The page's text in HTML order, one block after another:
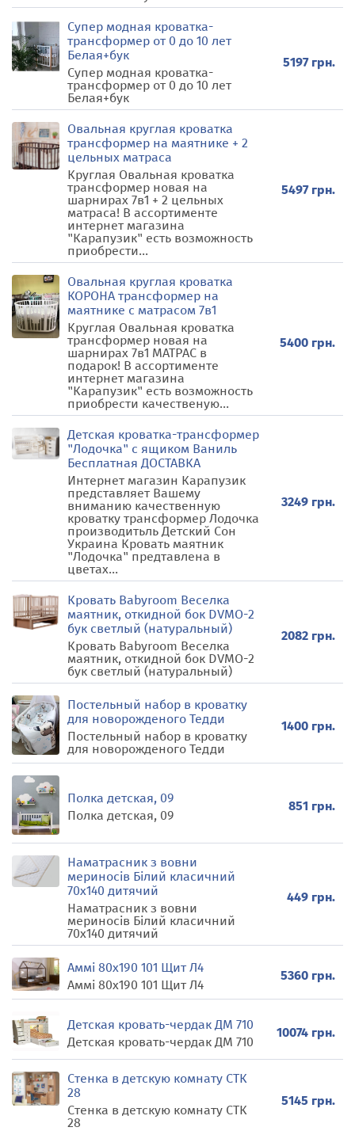
Супер модная кроватка-
трансформер от 0 до 10 лет
Белая+бук
Супер модная кроватка-
трансформер от 0 до 10 лет
Белая+бук
5197 грн.
Овальная круглая кроватка
трансформер на маятнике + 2
цельных матраса
Круглая Овальная кроватка
трансформер новая на
шарнирах 7в1 + 2 цельных
матраса! В ассортименте
интернет магазина
"Карапузик" есть возможность
приобрести...
5497 грн.
Овальная круглая кроватка
КОРОНА трансформер на
маятнике c матрасом 7в1
Круглая Овальная кроватка
трансформер новая на
шарнирах 7в1 МАТРАС в
подарок! В ассортименте
интернет магазина
"Карапузик" есть возможность
приобрести качественую...
5400 грн.
Детская кроватка-трансформер
"Лодочка" c ящиком Ваниль
Бесплатная ДОСТАВКА
Интернет магазин Карапузик
представляет Вашему
вниманию качественную
кроватку трансформер Лодочка
производитьль Детский Сон
Украина Кровать маятник
"Лодочка" предтавлена в
цветах...
3249 грн.
Кровать Babyroom Веселка
маятник, откидной бок DVMO-2
бук светлый (натуральный)
Кровать Babyroom Веселка
маятник, откидной бок DVMO-2
бук светлый (натуральный)
2082 грн.
Постельный набор в кроватку
для новорожденого Тедди
Постельный набор в кроватку
для новорожденого Тедди
1400 грн.
Полка детская, 09
Полка детская, 09
851 грн.
Наматрасник з вовни
мериносів Білий класичний
70х140 дитячий
Наматрасник з вовни
мериносів Білий класичний
70х140 дитячий
449 грн.
Аммі 80х190 101 Щит Л4
Аммі 80х190 101 Щит Л4
5360 грн.
Детская кровать-чердак ДМ 710
Детская кровать-чердак ДМ 710
10074 грн.
Стенка в детскую комнату СТК
28
Стенка в детскую комнату СТК
28
5145 грн.